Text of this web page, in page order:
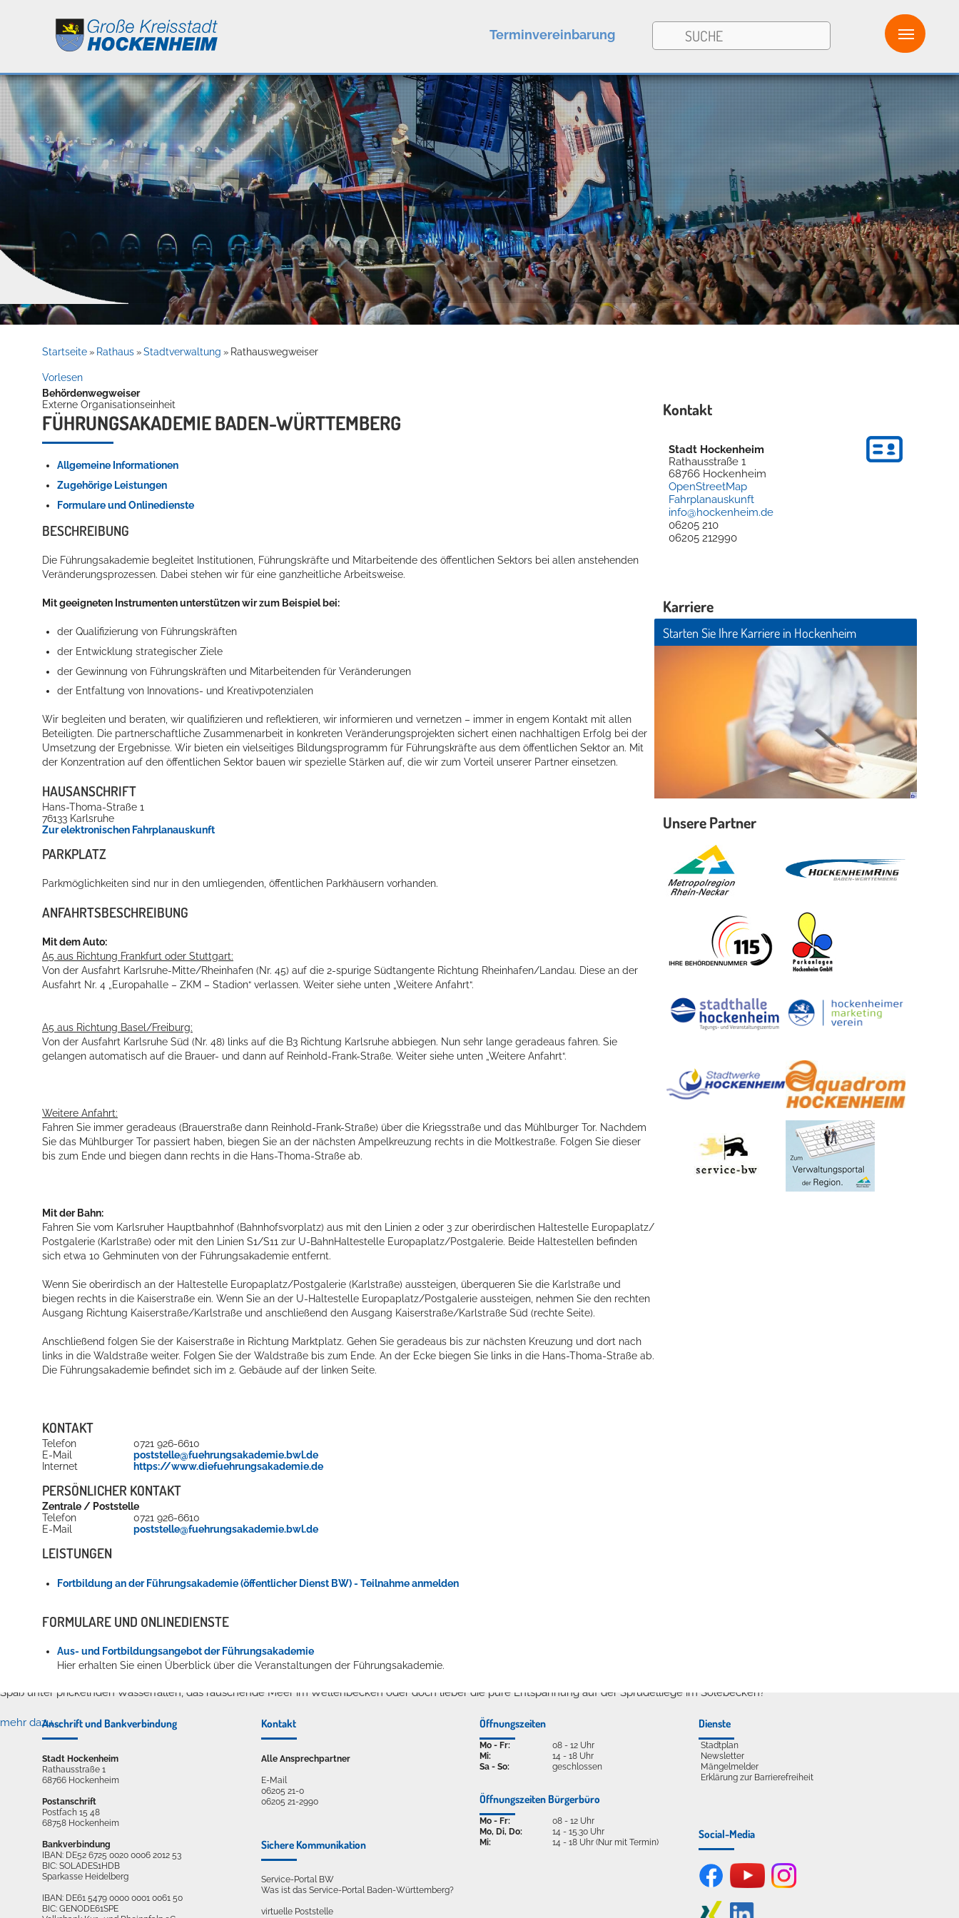
Leben
Kultur
Service
Terminvereinbarung
Konzerte, Tagungen und vieles mehr
Die Stadthalle Hockenheim bietet den perfekten Standort für Events aller Art!
Erleben in Hockenheim
Spaß unter prickelnden Wasserfällen, das rauschende Meer im Wellenbecken oder doch lieber die pure Entspannung auf der Sprudelliege im Solebecken?
mehr dazu...
Startseite » Rathaus » Stadtverwaltung » Rathauswegweiser
Vorlesen
Behördenwegweiser
Externe Organisationseinheit
FÜHRUNGSAKADEMIE BADEN-WÜRTTEMBERG
Allgemeine Informationen
Zugehörige Leistungen
Formulare und Onlinedienste
BESCHREIBUNG
Die Führungsakademie begleitet Institutionen, Führungskräfte und Mitarbeitende des öffentlichen Sektors bei allen anstehenden
Veränderungsprozessen. Dabei stehen wir für eine ganzheitliche Arbeitsweise.
Mit geeigneten Instrumenten unterstützen wir zum Beispiel bei:
der Qualifizierung von Führungskräften
der Entwicklung strategischer Ziele
der Gewinnung von Führungskräften und Mitarbeitenden für Veränderungen
der Entfaltung von Innovations- und Kreativpotenzialen
Wir begleiten und beraten, wir qualifizieren und reflektieren, wir informieren und vernetzen – immer in engem Kontakt mit allen
Beteiligten. Die partnerschaftliche Zusammenarbeit in konkreten Veränderungsprojekten sichert einen nachhaltigen Erfolg bei der
Umsetzung der Ergebnisse. Wir bieten ein vielseitiges Bildungsprogramm für Führungskräfte aus dem öffentlichen Sektor an. Mit
der Konzentration auf den öffentlichen Sektor bauen wir spezielle Stärken auf, die wir zum Vorteil unserer Partner einsetzen.
HAUSANSCHRIFT
Hans-Thoma-Straße 1
76133 Karlsruhe
Zur elektronischen Fahrplanauskunft
PARKPLATZ
Parkmöglichkeiten sind nur in den umliegenden, öffentlichen Parkhäusern vorhanden.
ANFAHRTSBESCHREIBUNG
Mit dem Auto:
A5 aus Richtung Frankfurt oder Stuttgart:
Von der Ausfahrt Karlsruhe-Mitte/Rheinhafen (Nr. 45) auf die 2-spurige Südtangente Richtung Rheinhafen/Landau. Diese an der
Ausfahrt Nr. 4 „Europahalle – ZKM – Stadion“ verlassen. Weiter siehe unten „Weitere Anfahrt“.
A5 aus Richtung Basel/Freiburg:
Von der Ausfahrt Karlsruhe Süd (Nr. 48) links auf die B3 Richtung Karlsruhe abbiegen. Nun sehr lange geradeaus fahren. Sie
gelangen automatisch auf die Brauer- und dann auf Reinhold-Frank-Straße. Weiter siehe unten „Weitere Anfahrt“.
Weitere Anfahrt:
Fahren Sie immer geradeaus (Brauerstraße dann Reinhold-Frank-Straße) über die Kriegsstraße und das Mühlburger Tor. Nachdem
Sie das Mühlburger Tor passiert haben, biegen Sie an der nächsten Ampelkreuzung rechts in die Moltkestraße. Folgen Sie dieser
bis zum Ende und biegen dann rechts in die Hans-Thoma-Straße ab.
Mit der Bahn:
Fahren Sie vom Karlsruher Hauptbahnhof (Bahnhofsvorplatz) aus mit den Linien 2 oder 3 zur oberirdischen Haltestelle Europaplatz/
Postgalerie (Karlstraße) oder mit den Linien S1/S11 zur U-BahnHaltestelle Europaplatz/Postgalerie. Beide Haltestellen befinden
sich etwa 10 Gehminuten von der Führungsakademie entfernt.
Wenn Sie oberirdisch an der Haltestelle Europaplatz/Postgalerie (Karlstraße) aussteigen, überqueren Sie die Karlstraße und
biegen rechts in die Kaiserstraße ein. Wenn Sie an der U-Haltestelle Europaplatz/Postgalerie aussteigen, nehmen Sie den rechten
Ausgang Richtung Kaiserstraße/Karlstraße und anschließend den Ausgang Kaiserstraße/Karlstraße Süd (rechte Seite).
Anschließend folgen Sie der Kaiserstraße in Richtung Marktplatz. Gehen Sie geradeaus bis zur nächsten Kreuzung und dort nach
links in die Waldstraße weiter. Folgen Sie der Waldstraße bis zum Ende. An der Ecke biegen Sie links in die Hans-Thoma-Straße ab.
Die Führungsakademie befindet sich im 2. Gebäude auf der linken Seite.
KONTAKT
Telefon
0721 926-6610
E-Mail
poststelle@fuehrungsakademie.bwl.de
Internet
https://www.diefuehrungsakademie.de
PERSÖNLICHER KONTAKT
Zentrale / Poststelle
Telefon
0721 926-6610
E-Mail
poststelle@fuehrungsakademie.bwl.de
LEISTUNGEN
Fortbildung an der Führungsakademie (öffentlicher Dienst BW) - Teilnahme anmelden
FORMULARE UND ONLINEDIENSTE
Aus- und Fortbildungsangebot der Führungsakademie
Hier erhalten Sie einen Überblick über die Veranstaltungen der Führungsakademie.
Kontakt
Stadt Hockenheim
Rathausstraße 1
68766 Hockenheim
OpenStreetMap
Fahrplanauskunft
info@hockenheim.de
06205 210
06205 212990
Karriere
Starten Sie Ihre Karriere in Hockenheim
Unsere Partner
Anschrift und Bankverbindung
Stadt Hockenheim
Rathausstraße 1
68766 Hockenheim
Postanschrift
Postfach 15 48
68758 Hockenheim
Bankverbindung
IBAN: DE52 6725 0020 0006 2012 53
BIC: SOLADES1HDB
Sparkasse Heidelberg
IBAN: DE61 5479 0000 0001 0061 50
BIC: GENODE61SPE
Kontakt
Alle Ansprechpartner
E-Mail
06205 21-0
06205 21-2990
Sichere Kommunikation
Service-Portal BW
Was ist das Service-Portal Baden-Württemberg?
virtuelle Poststelle
Öffnungszeiten
Mo - Fr:
Mi:
Sa - So:
08 - 12 Uhr
14 - 18 Uhr
geschlossen
Öffnungszeiten Bürgerbüro
Mo - Fr:
Mo, Di, Do:
Mi:
08 - 12 Uhr
14 - 15.30 Uhr
14 - 18 Uhr (Nur mit Termin)
Dienste
Stadtplan
Newsletter
Mängelmelder
Erklärung zur Barrierefreiheit
Social-Media